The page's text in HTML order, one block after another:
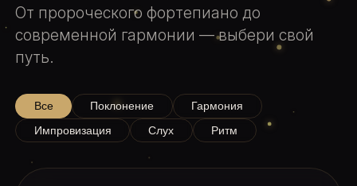
От пророческого фортепиано до
современной гармонии — выбери свой
путь.
Все Поклонение
Гармония
Импровизация
Слух Ритм